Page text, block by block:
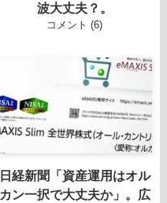
波大丈夫？。
コメント (6)
日経新聞「資産運用はオル
カン一択で大丈夫か」。広